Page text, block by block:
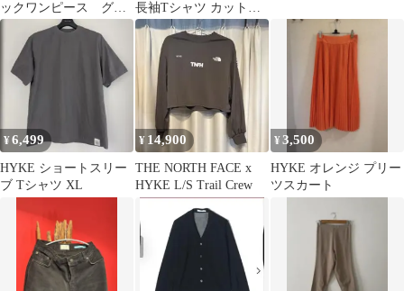
ックワンピース グレ
ー size2
長袖Tシャツ カットソ
ー ホワイト 白 日本製
¥6,499
HYKE ショートスリー
ブ Tシャツ XL
¥ 14,900
THE NORTH FACE x
HYKE L/S Trail Crew
¥3,500
HYKE オレンジ プリー
ツスカート